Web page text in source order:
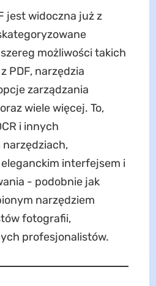
jest widoczna już z
możliwości takich
PDF, narzędzia
zarządzania
wiele więcej. To,
i innych
interfejsem i
- podobnie jak
narzędziem
fotografii,
profesjonalistów.